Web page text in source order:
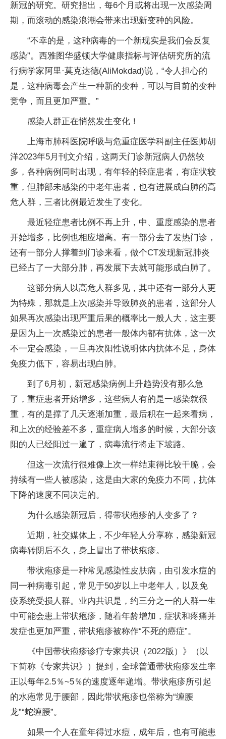
新冠的研究。研究指出，每6个月或将出现一次感染周
期，而滚动的感染浪潮会带来出现新变种的风险。
“不幸的是，这种病毒的一个新现实是我们会反复
感染”。西雅图华盛顿大学健康指标与评估研究所的流
行病学家阿里·莫克达德(AliMokdad)说，“令人担心的
是，这种病毒会产生一种新的变种，可以与目前的变种
竞争，而且更加严重。”
感染人群正在悄然发生变化！
上海市肺科医院呼吸与危重症医学科副主任医师胡
洋2023年5月刊文介绍，这两天门诊新冠病人仍然较
多，各种病例同时出现，有年轻的轻症患者，有症状较
重，但肺部未感染的中老年患者，也有进展成白肺的高
危人群，三者比例最近发生了变化。
最近轻症患者比例不再上升，中、重度感染的患者
开始增多，比例也相应增高。有一部分去了发热门诊，
还有一部分人撑着到门诊来看，做个CT发现新冠肺炎
已经占了一大部分肺，再发展下去就可能形成白肺了。
这部分病人以高危人群多见，其中还有一部分人更
为特殊，那就是上次感染并导致肺炎的患者，这部分人
如果再次感染出现严重后果的概率比一般人大，这主要
是因为上一次感染过的患者一般体内都有抗体，这一次
不一定会感染，一旦再次阳性说明体内抗体不足，身体
免疫力低下，容易出现白肺。
到了6月初，新冠感染病例上升趋势没有那么急
了，重症患者开始增多，这些病人有的是一感染就很
重，有的是撑了几天逐渐加重，最后积在一起来看病，
和上次的经验差不多，重症病人增多的时候，大部分该
阳的人已经阳过一遍了，病毒流行将走下坡路。
但这一次流行很难像上次一样结束得比较干脆，会
持续有一些人被感染，这是由大家的免疫力不同，抗体
下降的速度不同决定的。
为什么感染新冠后，得带状疱疹的人变多了？
近期，社交媒体上，不少年轻人分享称，感染新冠
病毒转阴后不久，身上冒出了带状疱疹。
带状疱疹是一种常见感染性皮肤病，由引发水痘的
同一种病毒引起，常见于50岁以上中老年人，以及免
疫系统受损人群。业内共识是，约三分之一的人群一生
中可能会患上带状疱疹，随着年龄增加，症状和疼痛并
发症也更加严重，带状疱疹被称作“不死的癌症”。
《中国带状疱疹诊疗专家共识（2022版）》（以
下简称《专家共识》）提到，全球普通带状疱疹发生率
正以每年2.5％~5％的速度逐年递增。带状疱疹所引起
的水疱常见于腰部，因此带状疱疹也俗称为“缠腰
龙”“蛇缠腰”。
如果一个人在童年得过水痘，成年后，也有可能患